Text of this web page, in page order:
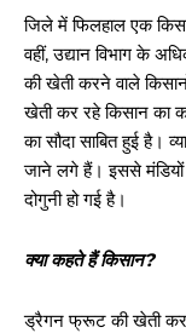
जिले में फिलहाल एक
वहीं, उद्यान विभाग के
की खेती करने वाले
खेती कर रहे किसान का
का सौदा साबित हुई है।
जाने लगे हैं। इससे
दोगुनी हो गई है।
क्या कहते हैं किसान?
ड्रैगन फ्रूट की खेती